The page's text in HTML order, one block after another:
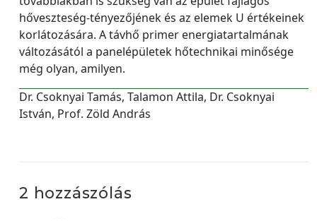
hőveszteség-tényezőjének és az elemek U értékeinek
korlátozására. A távhő primer energiatartalmának
változásától a panelépületek hőtechnikai minősége
még olyan, amilyen.
Dr. Csoknyai Tamás, Talamon Attila, Dr. Csoknyai
István, Prof. Zöld András
2 hozzászólás